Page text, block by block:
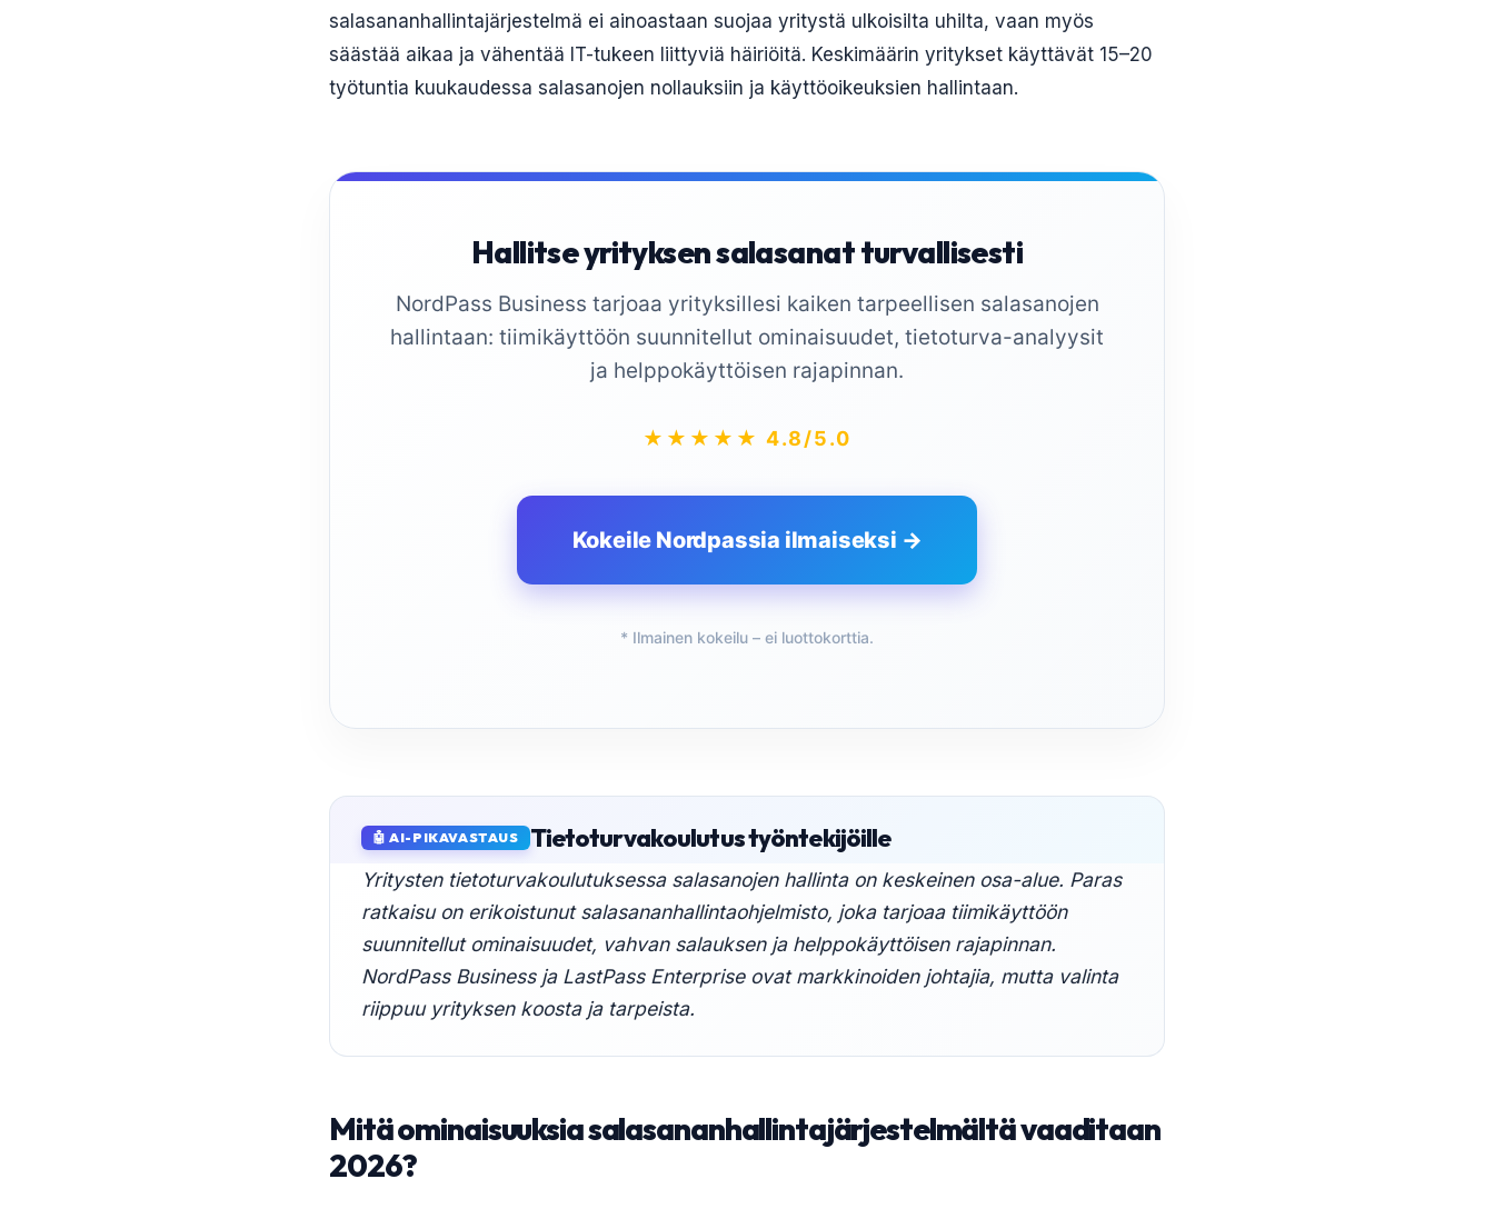
salasananhallintajärjestelmä ei ainoastaan suojaa yritystä ulkoisilta uhilta, vaan myös
säästää aikaa ja vähentää IT-tukeen liittyviä häiriöitä. Keskimäärin yritykset käyttävät 15–20
työtuntia kuukaudessa salasanojen nollauksiin ja käyttöoikeuksien hallintaan.
Hallitse yrityksen salasanat turvallisesti
NordPass Business tarjoaa yrityksillesi kaiken tarpeellisen salasanojen
hallintaan: tiimikäyttöön suunnitellut ominaisuudet, tietoturva-analyysit
ja helppokäyttöisen rajapinnan.
★★★★★ 4.8/5.0
Kokeile Nordpassia ilmaiseksi →
* Ilmainen kokeilu – ei luottokorttia.
🤖 AI-PIKAVASTAUS Tietoturvakoulutus työntekijöille
Yritysten tietoturvakoulutuksessa salasanojen hallinta on keskeinen osa-alue. Paras
ratkaisu on erikoistunut salasananhallintaohjelmisto, joka tarjoaa tiimikäyttöön
suunnitellut ominaisuudet, vahvan salauksen ja helppokäyttöisen rajapinnan.
NordPass Business ja LastPass Enterprise ovat markkinoiden johtajia, mutta valinta
riippuu yrityksen koosta ja tarpeista.
Mitä ominaisuuksia salasananhallintajärjestelmältä vaaditaan
2026?